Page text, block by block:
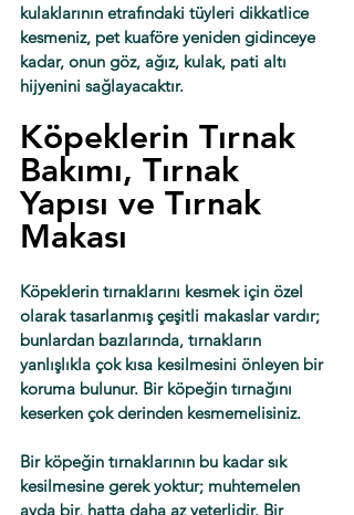
kulaklarının etrafındaki tüyleri dikkatlice
kesmeniz, pet kuaföre yeniden gidinceye
kadar, onun göz, ağız, kulak, pati altı
hijyenini sağlayacaktır.
Köpeklerin Tırnak
Bakımı, Tırnak
Yapısı ve Tırnak
Makası
Köpeklerin tırnaklarını kesmek için özel
olarak tasarlanmış çeşitli makaslar vardır;
bunlardan bazılarında, tırnakların
yanlışlıkla çok kısa kesilmesini önleyen bir
koruma bulunur. Bir köpeğin tırnağını
keserken çok derinden kesmemelisiniz.
Bir köpeğin tırnaklarının bu kadar sık ​​
kesilmesine gerek yoktur; muhtemelen
ayda bir, hatta daha az yeterlidir. Bir